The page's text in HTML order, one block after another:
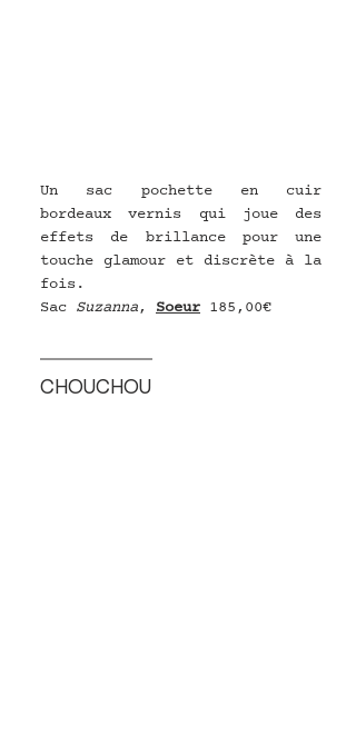
Un sac pochette en cuir
bordeaux vernis qui joue des
effets de brillance pour une
touche glamour et discrète à la
fois.
Sac Suzanna, Soeur 185,00€
CHOUCHOU